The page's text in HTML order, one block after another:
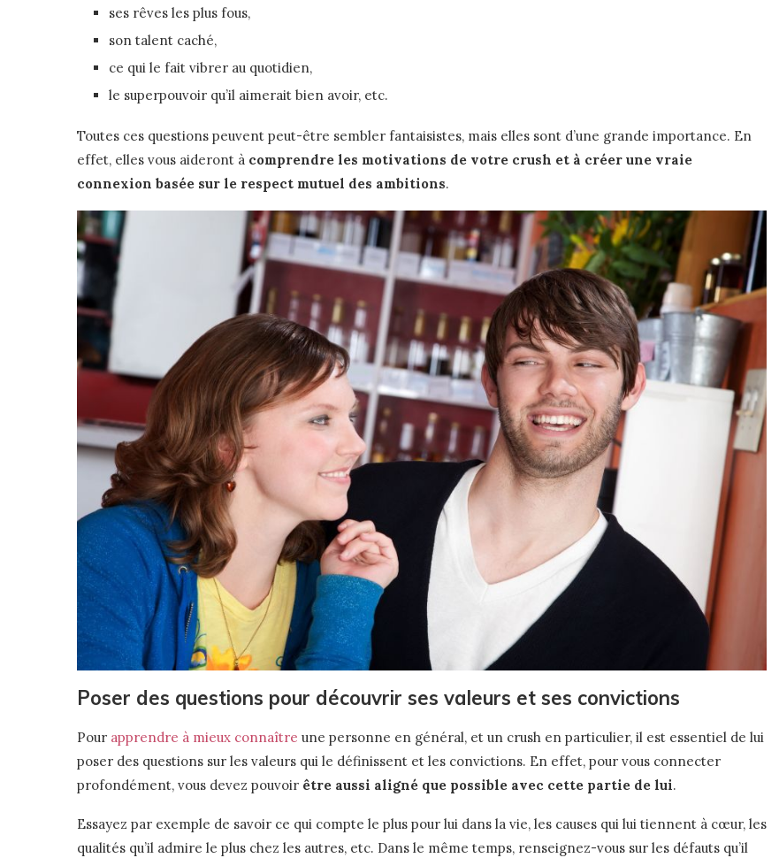
ses rêves les plus fous,
son talent caché,
ce qui le fait vibrer au quotidien,
le superpouvoir qu’il aimerait bien avoir, etc.
Toutes ces questions peuvent peut-être sembler fantaisistes, mais elles sont d’une grande importance. En
effet, elles vous aideront à comprendre les motivations de votre crush et à créer une vraie
connexion basée sur le respect mutuel des ambitions.
Poser des questions pour découvrir ses valeurs et ses convictions
Pour apprendre à mieux connaître une personne en général, et un crush en particulier, il est essentiel de lui
poser des questions sur les valeurs qui le définissent et les convictions. En effet, pour vous connecter
profondément, vous devez pouvoir être aussi aligné que possible avec cette partie de lui.
Essayez par exemple de savoir ce qui compte le plus pour lui dans la vie, les causes qui lui tiennent à cœur, les
qualités qu’il admire le plus chez les autres, etc. Dans le même temps, renseignez-vous sur les défauts qu’il